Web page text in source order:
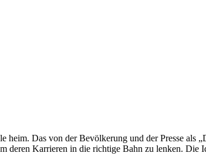
heim. Das von der Bevölkerung und der Presse als
deren Karrieren in die richtige Bahn zu lenken. Die